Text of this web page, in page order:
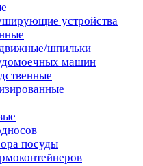
устройства
шпильки
машин
посуды